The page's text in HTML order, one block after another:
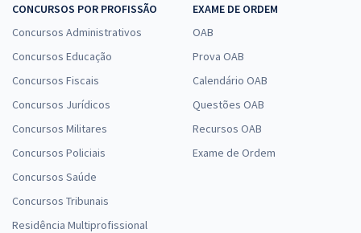
CONCURSOS POR PROFISSÃO
Concursos Administrativos
Concursos Educação
Concursos Fiscais
Concursos Jurídicos
Concursos Militares
Concursos Policiais
Concursos Saúde
Concursos Tribunais
Residência Multiprofissional
EXAME DE ORDEM
OAB
Prova OAB
Calendário OAB
Questões OAB
Recursos OAB
Exame de Ordem